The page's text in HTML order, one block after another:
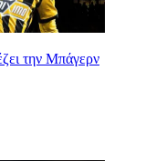
την Μπάγερν